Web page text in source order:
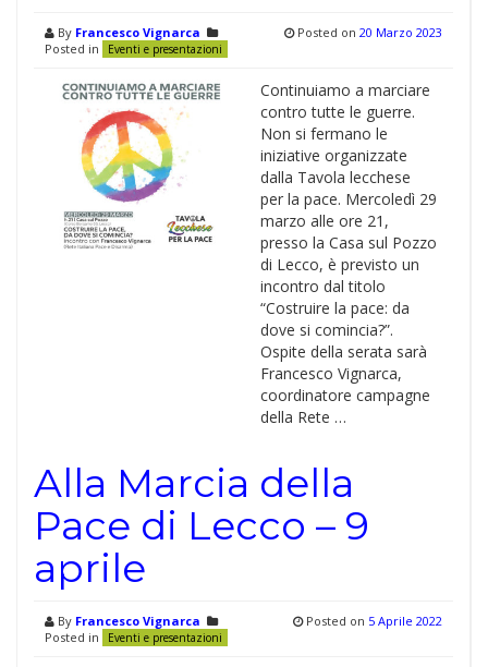
By Francesco Vignarca
Posted in
Eventi e presentazioni
Posted on 20 Marzo 2023
Continuiamo a marciare
contro tutte le guerre.
Non si fermano le
iniziative organizzate
dalla Tavola lecchese
per la pace. Mercoledì 29
marzo alle ore 21,
presso la Casa sul Pozzo
di Lecco, è previsto un
incontro dal titolo
“Costruire la pace: da
dove si comincia?”.
Ospite della serata sarà
Francesco Vignarca,
coordinatore campagne
della Rete …
Alla Marcia della
Pace di Lecco – 9
aprile
By Francesco Vignarca
Posted in
Eventi e presentazioni
Posted on 5 Aprile 2022